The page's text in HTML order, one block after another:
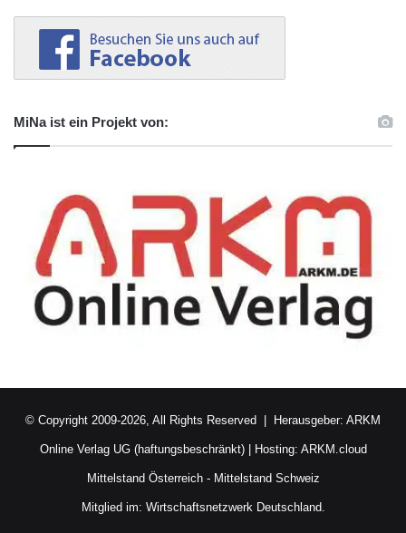
MiNa ist ein Projekt von:
© Copyright 2009-2026, All Rights Reserved | Herausgeber: ARKM
Online Verlag UG (haftungsbeschränkt)| Hosting: ARKM.cloud
Mittelstand Österreich- Mittelstand Schweiz
Mitglied im: Wirtschaftsnetzwerk Deutschland.